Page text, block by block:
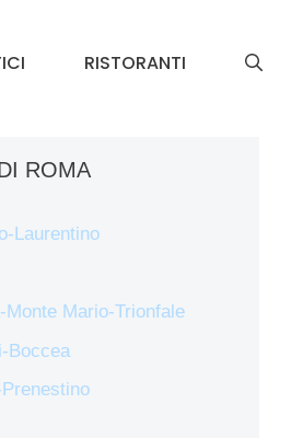
RISTORANTI
ROMA
Laurentino
Monte Mario-Trionfale
Boccea